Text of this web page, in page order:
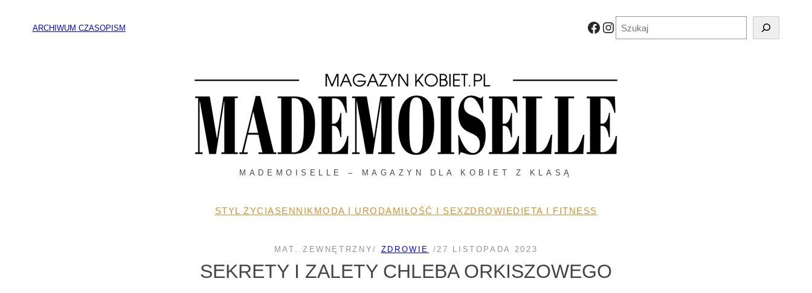
ARCHIWUM CZASOPISM Facebook
Instagram
MADEMOISELLE – MAGAZYN DLA KOBIET Z KLASĄ
STYL ŻYCIASENNIK MODA I URODAMIŁOŚĆ I SEXZDROWIEDIETA I FITNESS
MAT. ZEWNĘTRZNY/ ZDROWIE /27 LISTOPADA 2023
SEKRETY I ZALETY CHLEBA ORKISZOWEGO